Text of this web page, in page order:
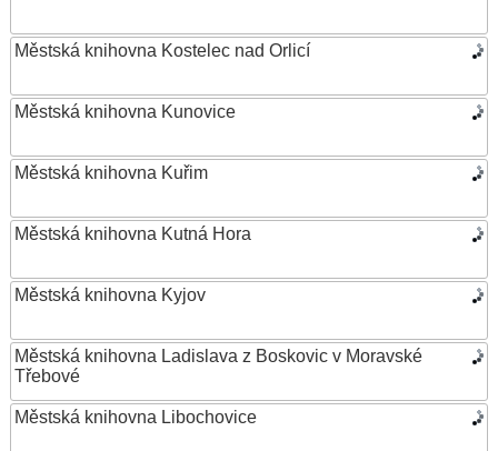
Městská knihovna Kostelec nad Orlicí
Městská knihovna Kunovice
Městská knihovna Kuřim
Městská knihovna Kutná Hora
Městská knihovna Kyjov
Městská knihovna Ladislava z Boskovic v Moravské
Třebové
Městská knihovna Libochovice